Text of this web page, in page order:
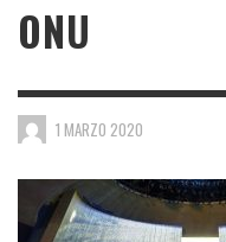
ONU
1 MARZO 2020